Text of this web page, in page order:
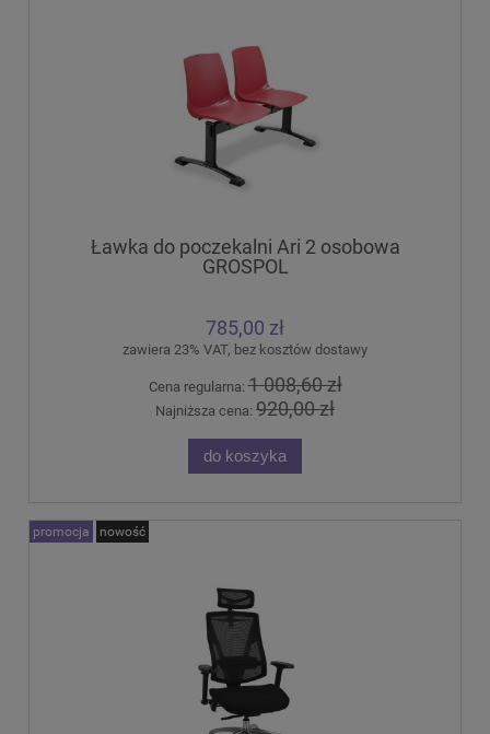
Ławka do poczekalni Ari 2 osobowa
GROSPOL
785,00 zł
zawiera 23% VAT, bez kosztów dostawy
Cena regularna:1 008,60 zł
Najniższa cena: 920,00 zł
do koszyka
promocja nowość